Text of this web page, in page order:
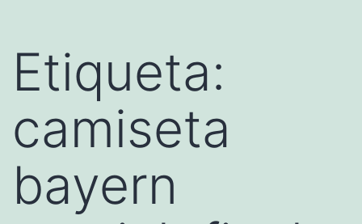
Etiqueta:
camiseta
bayern